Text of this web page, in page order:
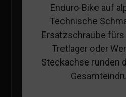
Enduro-Bike auf
Technische
Ersatzschraube
Tretlager oder
Steckachse runden